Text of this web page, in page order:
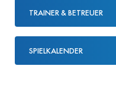
TRAINER & BETREUER
SPIELKALENDER